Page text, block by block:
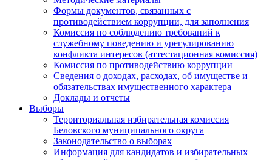
Формы документов, связанных с
противодействием коррупции, для заполнения
Комиссия по соблюдению требований к
служебному поведению и урегулированию
конфликта интересов (аттестационная комиссия)
Комиссия по противодействию коррупции
Сведения о доходах, расходах, об имуществе и
обязательствах имущественного характера
Доклады и отчеты
Выборы
Территориальная избирательная комиссия
Беловского муниципального округа
Законодательство о выборах
Информация для кандидатов и избирательных